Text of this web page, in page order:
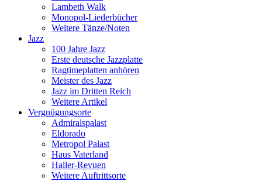
Lambeth Walk
Monopol-Liederbücher
Weitere Tänze/Noten
Jazz
100 Jahre Jazz
Erste deutsche Jazzplatte
Ragtimeplatten anhören
Meister des Jazz
Jazz im Dritten Reich
Weitere Artikel
Vergnügungsorte
Admiralspalast
Eldorado
Metropol Palast
Haus Vaterland
Haller-Revuen
Weitere Auftrittsorte